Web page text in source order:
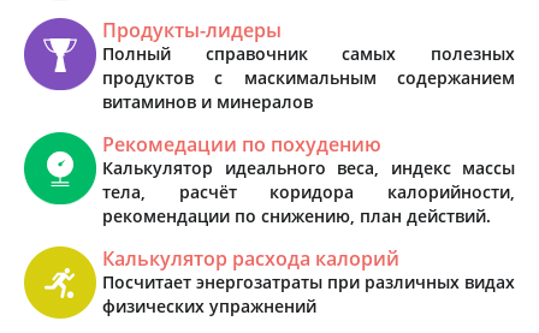
Продукты-лидеры
Полный справочник самых полезных
продуктов с маскимальным содержанием
витаминов и минералов
Рекомедации по похудению
Калькулятор идеального веса, индекс массы
тела, расчёт коридора калорийности,
рекомендации по снижению, план действий.
Калькулятор расхода калорий
Посчитает энергозатраты при различных видах
физических упражнений